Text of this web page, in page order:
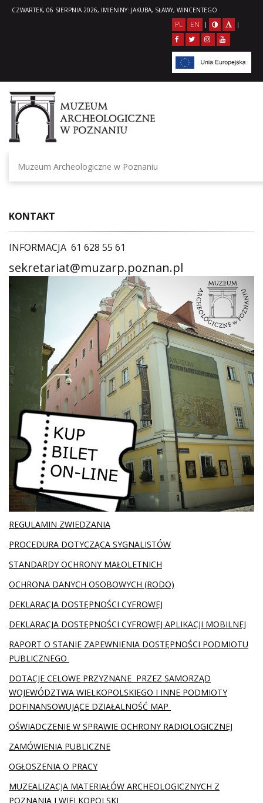
CZWARTEK, 06 SIERPNIA 2026, IMIENINY: JAKUBA, SŁAWY, WINCENTEGO
PL EN | |
Muzeum Archeologiczne w Poznaniu
KONTAKT
INFORMACJA 61 628 55 61
sekretariat@muzarp.poznan.pl
REGULAMIN ZWIEDZANIA
PROCEDURA DOTYCZĄCA SYGNALISTÓW
STANDARDY OCHRONY MAŁOLETNICH
OCHRONA DANYCH OSOBOWYCH (RODO)
DEKLARACJA DOSTĘPNOŚCI CYFROWEJ
DEKLARACJA DOSTĘPNOŚCI CYFROWEJ APLIKACJI MOBILNEJ
RAPORT O STANIE ZAPEWNIENIA DOSTĘPNOŚCI PODMIOTU
PUBLICZNEGO
DOTACJE CELOWE PRZYZNANE PRZEZ SAMORZĄD
WOJEWÓDZTWA WIELKOPOLSKIEGO I INNE PODMIOTY
DOFINANSOWUJĄCE DZIAŁALNOŚĆ MAP
OŚWIADCZENIE W SPRAWIE OCHRONY RADIOLOGICZNEJ
ZAMÓWIENIA PUBLICZNE
OGŁOSZENIA O PRACY
MUZEALIZACJA MATERIAŁÓW ARCHEOLOGICZNYCH Z
POZNANIA I WIELKOPOLSKI